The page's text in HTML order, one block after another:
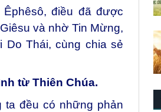
điều đã được
và nhờ Tin Mừng,
Thái, cùng chia sẻ
từ Thiên Chúa.
ta đều có những phản